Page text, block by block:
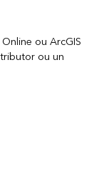
ou ArcGIS
ou un